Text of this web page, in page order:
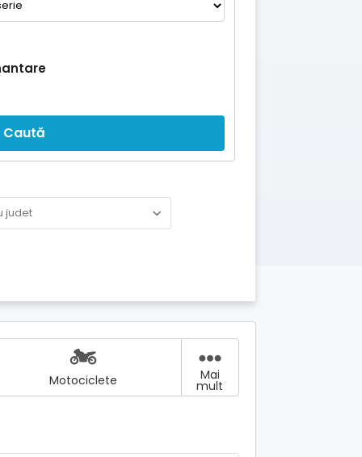
Caută
Motociclete Mai
mult